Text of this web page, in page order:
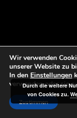
Freitag, 24. April
15848 Beeskow **
Dienstag, 28. April
Lindenstraße 54,
Wir verwenden
unserer Website zu
In den Einstellungen
verwenden oder sie
Zustimmen
Durch die weitere
von Cookies zu.